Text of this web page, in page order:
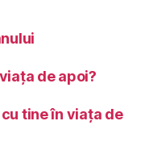
de apoi?
tine în viața de